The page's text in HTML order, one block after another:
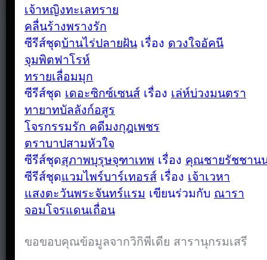
เจ้าหญิงทะเลทราย
คลื่นร้างพรางรัก
ซีรีส์ชุดบ้านไร่ปลายฝัน เรื่อง ดวงใจอัคนี
จุมพิตฟาโรห์
ทรายเลื่อมมุก
ซีรีส์ชุด เดอะซิกซ์เซนส์ เรื่อง เล่ห์บ่วงมนตรา
ทายาทบัลลังก์อสูร
โจรกรรมรัก คดีมงกุฎเพชร
ตราบาปสามหัวใจ
ซีรีส์ชุดสุภาพบุรุษจุฑาเทพ เรื่อง คุณชายรัชชาน
ซีรีส์ชุดแวมไพร์บาร์เทอรส์ เรื่อง เจ้าเวหา
แสงตะวันพระจันทร์แรม เขียนร่วมกับ ณารา
จอมโจรแดนเถื่อน
ขอขอบคุณข้อมูลจากวิกิพีเดีย สารานุกรมเสรี